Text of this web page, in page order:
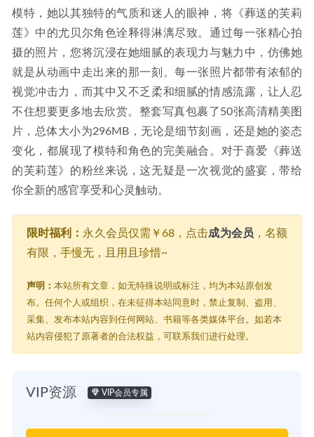
模特，她以其独特的气质和迷人的眼神，将《葬送的芙莉
莲》中的尤贝尔角色诠释得淋漓尽致。通过每一张精心拍
摄的照片，您将沉浸在她细腻的表现力与魅力中，仿佛她
就是从动画中走出来的那一刻。每一张照片都带有浓郁的
视觉冲击力，而其中又不乏柔和细腻的情感流露，让人忍
不住想要更多地去欣赏。整套写真包裹了50张高清精美图
片，总体大小为296MB，无论是细节刻画，还是她的姿态
变化，都展现了模特和角色的完美融合。对于喜爱《葬送
的芙莉莲》的粉丝来说，这无疑是一次视觉的盛宴，带给
你全新的感官享受和心灵触动。
限时福利： 永久会员仅需￥68，点击成为会员 ，名额
有限，手慢无，且用且珍惜~
声明： 本站所有文章，如无特殊说明或标注，均为本站原创发
布。任何个人或组织，在未征得本站同意时，禁止复制、盗用、
采集、发布本站内容到任何网站、书籍等各类媒体平台。如若本
站内容侵犯了原著者的合法权益，可联系我们进行处理。
VIP资源 VIP会员专属